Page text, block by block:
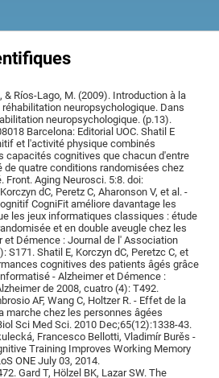
& Ríos-Lago, M. (2009). Introduction à la
neuropsychologique. Dans
neuropsychologique. (p.13).
Barcelona: Editorial UOC. Shatil E
et l'activité physique combinés
capacités cognitives que chacun d'entre
de quatre conditions randomisées chez
Front. Aging Neurosci. 5:8. doi:
dC, Peretz C, Aharonson V, et al. -
CogniFit améliore davantage les
les jeux informatiques classiques : étude
et en double aveugle chez les
et Démence : Journal de l' Association
S171. Shatil E, Korczyn dC, Peretzc C, et
cognitives des patients âgés grâce
- Alzheimer et Démence :
de 2008, cuatro (4): T492.
AF, Wang C, Holtzer R. - Effet de la
marche chez les personnes âgées
Sci Med Sci. 2010 Dec;65(12):1338-43.
Francesco Bellotti, Vladimír Burěs -
Training Improves Working Memory
ONE July 03, 2014.
Gard T, Hölzel BK, Lazar SW. The